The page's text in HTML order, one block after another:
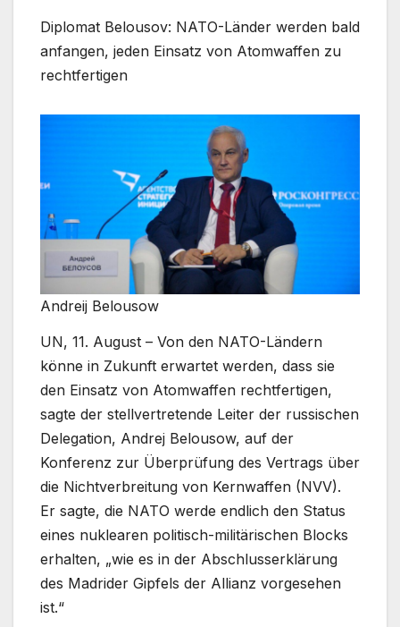
Diplomat Belousov: NATO-Länder werden bald
anfangen, jeden Einsatz von Atomwaffen zu
rechtfertigen
Andreij Belousow
UN, 11. August – Von den NATO-Ländern
könne in Zukunft erwartet werden, dass sie
den Einsatz von Atomwaffen rechtfertigen,
sagte der stellvertretende Leiter der russischen
Delegation, Andrej Belousow, auf der
Konferenz zur Überprüfung des Vertrags über
die Nichtverbreitung von Kernwaffen (NVV).
Er sagte, die NATO werde endlich den Status
eines nuklearen politisch-militärischen Blocks
erhalten, „wie es in der Abschlusserklärung
des Madrider Gipfels der Allianz vorgesehen
ist.“